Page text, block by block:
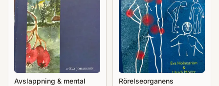
Avslappning & mental
Rörelseorganens